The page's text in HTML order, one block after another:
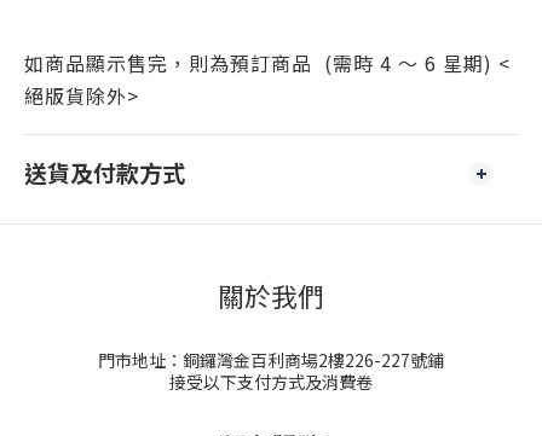
如商品顯示售完，則為預訂商品 (需時 4 ～ 6 星期) <
絕版貨除外>
送貨及付款方式
關於我們
門市地址：銅鑼灣金百利商場2樓226-227號鋪
接受以下支付方式及消費卷